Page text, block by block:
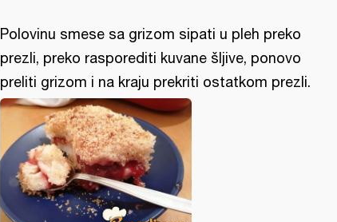
Polovinu smese sa grizom sipati u pleh preko
prezli, preko rasporediti kuvane šljive, ponovo
preliti grizom i na kraju prekriti ostatkom prezli.